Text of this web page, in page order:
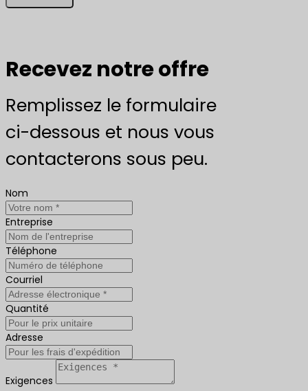
Recevez notre offre
Remplissez le formulaire
ci-dessous et nous vous
contacterons sous peu.
Nom
Entreprise
Téléphone
Courriel
Quantité
Adresse
Exigences